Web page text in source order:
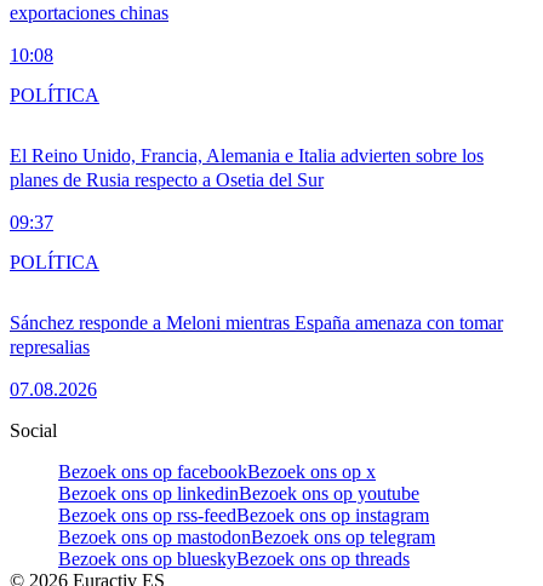
exportaciones chinas
10:08
El Reino Unido, Francia, Alemania e Italia advierten sobre los
planes de Rusia respecto a Osetia del Sur
09:37
POLÍTICA
Sánchez responde a Meloni mientras España amenaza con tomar
represalias
07.08.2026
POLÍTICA
Social
Bezoek ons op facebookBezoek ons op x
Bezoek ons op linkedinBezoek ons op youtube
Bezoek ons op rss-feedBezoek ons op instagram
Bezoek ons op mastodonBezoek ons op telegram
Bezoek ons op blueskyBezoek ons op threads
© 2026 Euractiv ES